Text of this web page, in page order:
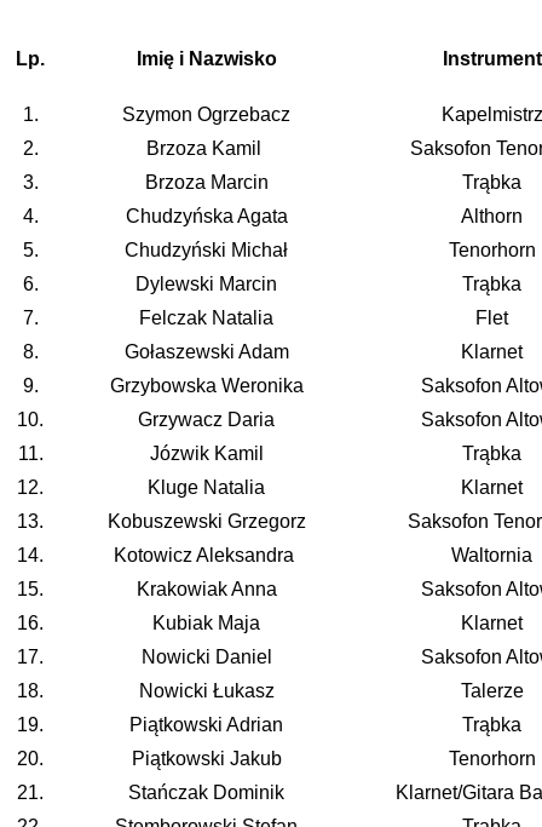
Lp. Imię i Nazwisko Instrument
1. Szymon Ogrzebacz
Kapelmistrz
2.
Brzoza Kamil
Saksofon
3.
Brzoza Marcin
Trąbka
4.
Chudzyńska Agata
Althorn
5.
Chudzyński Michał
Tenorhorn
6.
Dylewski Marcin
Trąbka
7.
Felczak Natalia
Flet
8.
Gołaszewski Adam
Klarnet
9.
Grzybowska Weronika
Saksofon
10.
Grzywacz Daria
Saksofon
11.
Józwik Kamil
Trąbka
12.
Kluge Natalia
Klarnet
13.
Kobuszewski Grzegorz
Saksofon
14.
Kotowicz Aleksandra
Waltornia
15.
Krakowiak Anna
Saksofon
16.
Kubiak Maja
Klarnet
17.
Nowicki Daniel
Saksofon
18.
Nowicki Łukasz
Talerze
19.
Piątkowski Adrian
Trąbka
20.
Piątkowski Jakub
Tenorhorn
21.
Stańczak Dominik
Klarnet/Gitara